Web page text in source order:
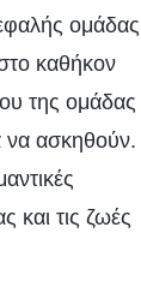
ομάδας
καθήκον
της ομάδας
να ασκηθούν.
και τις ζωές